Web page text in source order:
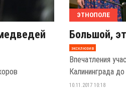
ЭТНОПОЛЕ
Большой,
эксклюзив
Впечатления
Калининграда
10.11.2017 10:18